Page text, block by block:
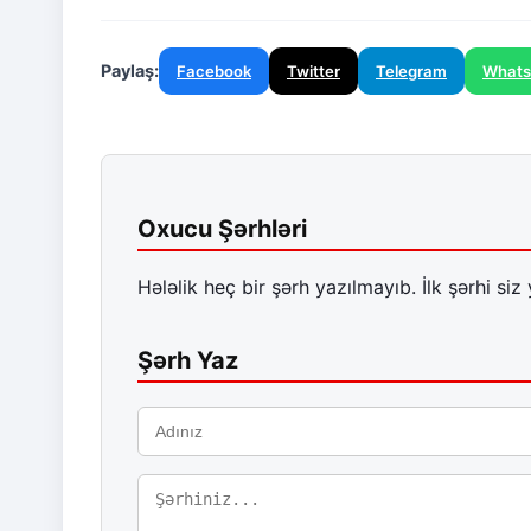
Paylaş: Facebook Twitter Telegram
Oxucu Şərhləri
Hələlik heç bir şərh yazılmayıb. İlk şərhi siz
Şərh Yaz